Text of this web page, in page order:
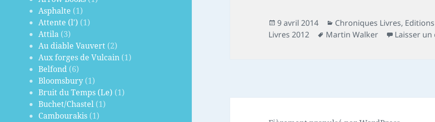
Asphalte (1)
Attente (l') (1)
Attila (3)
Au diable Vauvert (2)
Aux forges de Vulcain (1)
Belfond (6)
Bloomsbury (1)
Bruit du Temps (Le) (1)
Buchet/Chastel (1)
Cambourakis (1)
Publié
le
9 avril 2014 Catégories
Chroniques Livres,
Livres 2012
Mots-
Martin Walker Laisser